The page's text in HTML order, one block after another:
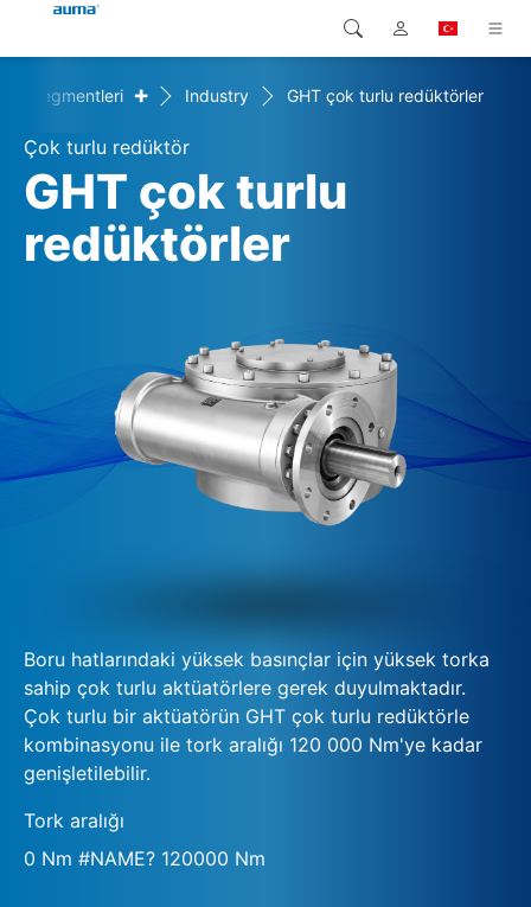
Ürünler
Çözümler
Downloads
İrtibat kurulacak kişi
Global
Avrupa
Asya ve Pasifik
Arama
segmentleri + Industry GHT çok turlu redüktörler
Çok turlu redüktör
GHT çok turlu
redüktörler
Boru hatlarındaki yüksek basınçlar için yüksek torka
sahip çok turlu aktüatörlere gerek duyulmaktadır.
Çok turlu bir aktüatörün GHT çok turlu redüktörle
kombinasyonu ile tork aralığı 120 000 Nm'ye kadar
genişletilebilir.
Tork aralığı
0 Nm #NAME? 120000 Nm